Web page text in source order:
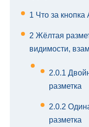
1 Что за кнопка
2 Жёлтая
видимости,
2.0.1
разметка
2.0.2
разметка